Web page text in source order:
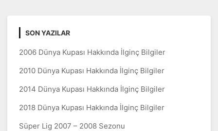
SON YAZILAR
2006 Dünya Kupası Hakkında İlginç Bilgiler
2010 Dünya Kupası Hakkında İlginç Bilgiler
2014 Dünya Kupası Hakkında İlginç Bilgiler
2018 Dünya Kupası Hakkında İlginç Bilgiler
Süper Lig 2007 – 2008 Sezonu